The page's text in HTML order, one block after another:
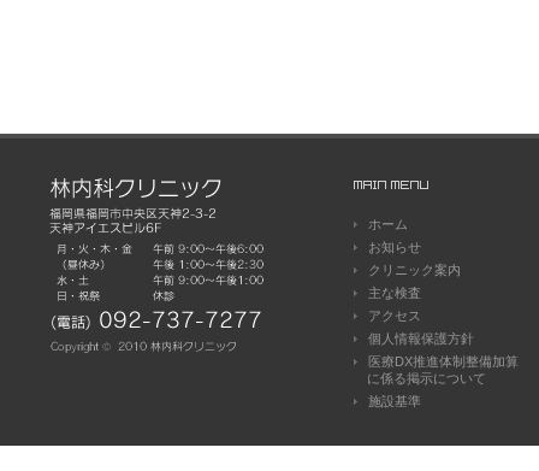
ホーム
お知らせ
クリニック案内
主な検査
アクセス
個人情報保護方針
医療DX推進体制整備加算
に係る掲示について
施設基準